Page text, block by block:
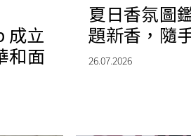
成立
和面
夏日香氛圖
題新香，隨
26.07.2026